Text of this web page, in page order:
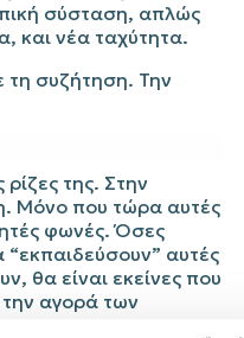
σύσταση, απλώς
και νέα ταχύτητα.
τη συζήτηση. Την
της. Στην
Μόνο που τώρα αυτές
φωνές. Όσες
“εκπαιδεύσουν” αυτές
θα είναι εκείνες που
αγορά των